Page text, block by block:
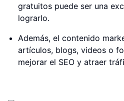
gratuitos puede ser una
lograrlo.
Además, el contenido
artículos, blogs, videos o
mejorar el SEO y atraer